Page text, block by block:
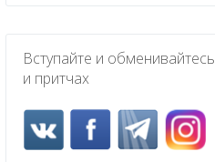
Вступайте и
и притчах